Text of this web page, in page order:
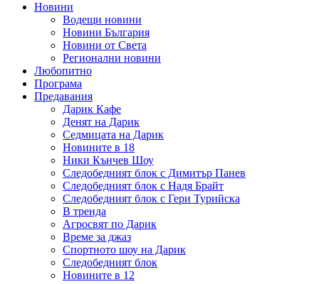
Новини
Водещи новини
Новини България
Новини от Света
Регионални новини
Любопитно
Програма
Предавания
Дарик Кафе
Денят на Дарик
Седмицата на Дарик
Новините в 18
Ники Кънчев Шоу
Следобедният блок с Димитър Панев
Следобедният блок с Надя Брайт
Следобедният блок с Гери Турийска
В тренда
Агросвят по Дарик
Време за джаз
Спортното шоу на Дарик
Следобедният блок
Новините в 12